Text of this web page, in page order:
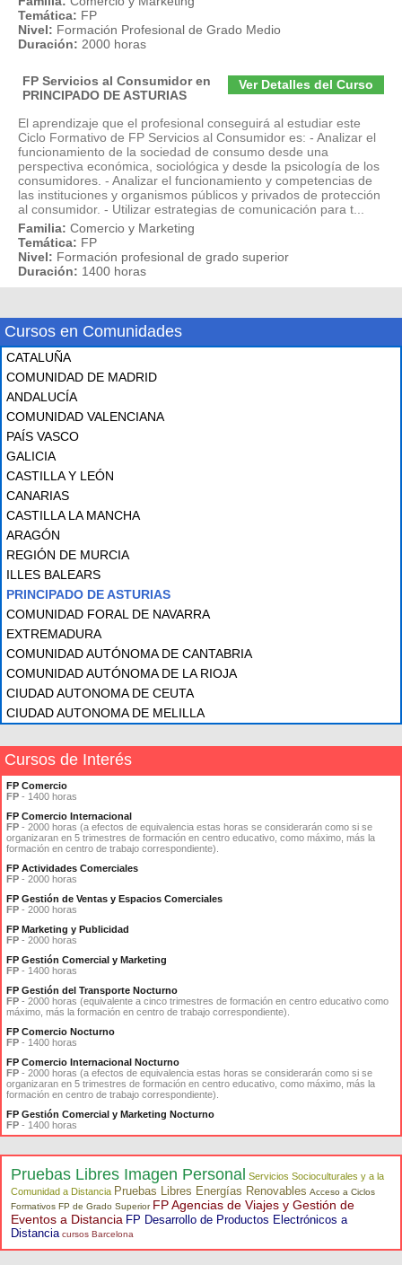
Temática: FP
Nivel: Formación Profesional de Grado Medio
Duración: 2000 horas
Ver Detalles del Curso
FP Servicios al Consumidor en
PRINCIPADO DE ASTURIAS
El aprendizaje que el profesional conseguirá al estudiar este
Ciclo Formativo de FP Servicios al Consumidor es: - Analizar el
funcionamiento de la sociedad de consumo desde una
perspectiva económica, sociológica y desde la psicología de los
consumidores. - Analizar el funcionamiento y competencias de
las instituciones y organismos públicos y privados de protección
al consumidor. - Utilizar estrategias de comunicación para t...
Familia: Comercio y Marketing
Temática: FP
Nivel: Formación profesional de grado superior
Duración: 1400 horas
Cursos en Comunidades
CATALUÑA
COMUNIDAD DE MADRID
ANDALUCÍA
COMUNIDAD VALENCIANA
PAÍS VASCO
GALICIA
CASTILLA Y LEÓN
CANARIAS
CASTILLA LA MANCHA
ARAGÓN
REGIÓN DE MURCIA
ILLES BALEARS
PRINCIPADO DE ASTURIAS
COMUNIDAD FORAL DE NAVARRA
EXTREMADURA
COMUNIDAD AUTÓNOMA DE CANTABRIA
COMUNIDAD AUTÓNOMA DE LA RIOJA
CIUDAD AUTONOMA DE CEUTA
CIUDAD AUTONOMA DE MELILLA
Cursos de Interés
FP Comercio
FP - 1400 horas
FP Comercio Internacional
FP - 2000 horas (a efectos de equivalencia estas horas se considerarán como si se
organizaran en 5 trimestres de formación en centro educativo, como máximo, más la
formación en centro de trabajo correspondiente).
FP Actividades Comerciales
FP - 2000 horas
FP Gestión de Ventas y Espacios Comerciales
FP - 2000 horas
FP Marketing y Publicidad
FP - 2000 horas
FP Gestión Comercial y Marketing
FP - 1400 horas
FP Gestión del Transporte Nocturno
FP - 2000 horas (equivalente a cinco trimestres de formación en centro educativo como
máximo, más la formación en centro de trabajo correspondiente).
FP Comercio Nocturno
FP - 1400 horas
FP Comercio Internacional Nocturno
FP - 2000 horas (a efectos de equivalencia estas horas se considerarán como si se
organizaran en 5 trimestres de formación en centro educativo, como máximo, más la
formación en centro de trabajo correspondiente).
FP Gestión Comercial y Marketing Nocturno
FP - 1400 horas
Pruebas Libres Imagen Personal Servicios Socioculturales y a la
Comunidad a Distancia Pruebas Libres Energías Renovables Acceso a Ciclos
Formativos FP de Grado Superior FP Agencias de Viajes y Gestión de
Eventos a Distancia FP Desarrollo de Productos Electrónicos a
Distancia cursos Barcelona